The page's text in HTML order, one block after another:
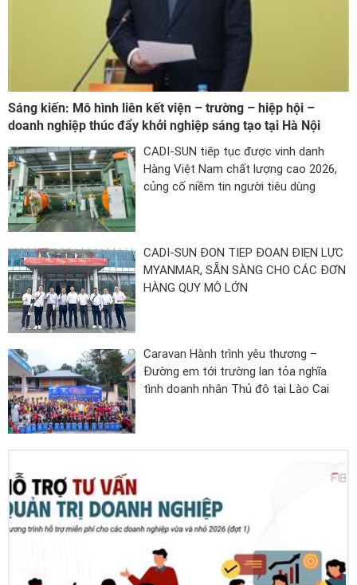
Lĩnh vực hoạt động *
Lời giới thiệu ngắn
ĐĂNG KÝ HỘI VIÊN
Các ô có dấu * cần điền đầy đủ thông tin
Tải hồ sơ đăng ký Hội viên tại đây
Sáng kiến: Mô hình liên kết viện – trường – hiệp hội –
doanh nghiệp thúc đẩy khởi nghiệp sáng tạo tại Hà Nội
CADI-SUN tiếp tục được vinh danh
Hàng Việt Nam chất lượng cao 2026,
củng cố niềm tin người tiêu dùng
CADI-SUN ĐÓN TIẾP ĐOÀN ĐIỆN LỰC
MYANMAR, SẴN SÀNG CHO CÁC ĐƠN
HÀNG QUY MÔ LỚN
Caravan Hành trình yêu thương –
Đường em tới trường lan tỏa nghĩa
tình doanh nhân Thủ đô tại Lào Cai